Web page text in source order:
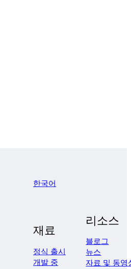
한국어
재료
정식 출시
개발 중
리소스
블로그
뉴스
자료 및 동영